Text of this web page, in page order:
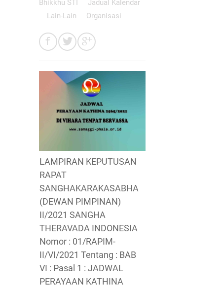
Bhikkhu STI
Jadual Kalendar
Lain-Lain
Organisasi
LAMPIRAN KEPUTUSAN
RAPAT
SANGHAKARAKASABHA
(DEWAN PIMPINAN)
II/2021 SANGHA
THERAVADA INDONESIA
Nomor : 01/RAPIM-
II/VI/2021 Tentang : BAB
VI : Pasal 1 : JADWAL
PERAYAAN KATHINA